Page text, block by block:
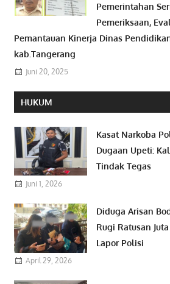
Pemerintahan
Pemeriksaan,
Pemantauan Kinerja Dinas
kab.Tangerang
Juni 20, 2025
HUKUM
Kasat Narkoba
Dugaan Upeti:
Tindak Tegas
Juni 1, 2026
Diduga Arisan
Rugi Ratusan
Lapor Polisi
April 29, 2026